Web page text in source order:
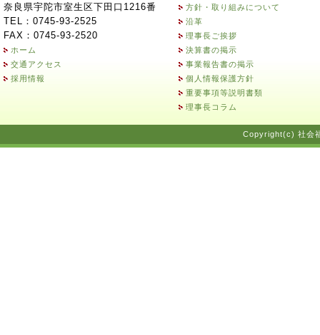
奈良県宇陀市室生区下田口1216番
TEL：0745-93-2525
FAX：0745-93-2520
ホーム
交通アクセス
採用情報
方針・取り組みについて
沿革
理事長ご挨拶
決算書の掲示
事業報告書の掲示
個人情報保護方針
重要事項等説明書類
理事長コラム
Copyright(c) 社会